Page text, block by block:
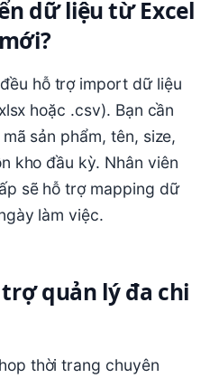
dữ liệu từ Excel
hỗ trợ import dữ liệu
hoặc .csv). Bạn cần
sản phẩm, tên, size,
kho đầu kỳ. Nhân viên
sẽ hỗ trợ mapping dữ
làm việc.
quản lý đa chi
thời trang chuyên